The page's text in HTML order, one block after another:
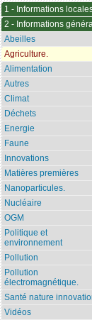
1 - Informations
2 - Informations
Abeilles
Agriculture.
Alimentation
Autres
Climat
Déchets
Energie
Faune
Innovations
Matières premières
Nanoparticules.
Nucléaire
OGM
Politique et
environnement
Pollution
Pollution
électromagnétique.
Santé nature
Vidéos